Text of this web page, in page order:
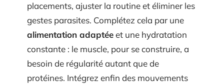
placements, ajuster la routine et éliminer les
gestes parasites. Complétez cela par une
alimentation adaptéeet une hydratation
constante : le muscle, pour se construire, a
besoin de régularité autant que de
protéines. Intégrez enfin des mouvements